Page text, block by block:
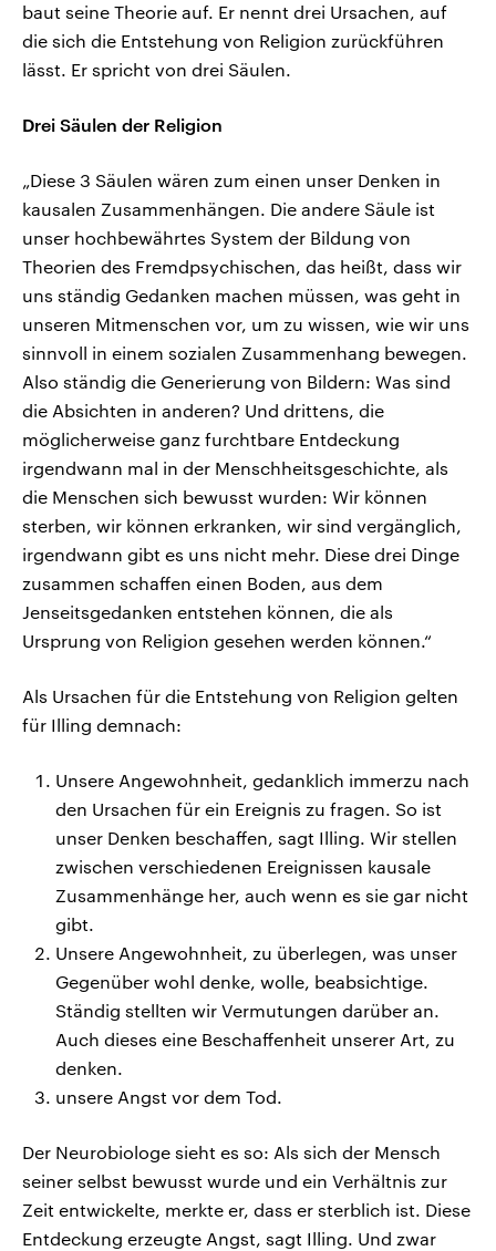
baut seine Theorie auf. Er nennt drei Ursachen, auf
die sich die Entstehung von Religion zurückführen
lässt. Er spricht von drei Säulen.
Drei Säulen der Religion
„Diese 3 Säulen wären zum einen unser Denken in
kausalen Zusammenhängen. Die andere Säule ist
unser hochbewährtes System der Bildung von
Theorien des Fremdpsychischen, das heißt, dass wir
uns ständig Gedanken machen müssen, was geht in
unseren Mitmenschen vor, um zu wissen, wie wir uns
sinnvoll in einem sozialen Zusammenhang bewegen.
Also ständig die Generierung von Bildern: Was sind
die Absichten in anderen? Und drittens, die
möglicherweise ganz furchtbare Entdeckung
irgendwann mal in der Menschheitsgeschichte, als
die Menschen sich bewusst wurden: Wir können
sterben, wir können erkranken, wir sind vergänglich,
irgendwann gibt es uns nicht mehr. Diese drei Dinge
zusammen schaffen einen Boden, aus dem
Jenseitsgedanken entstehen können, die als
Ursprung von Religion gesehen werden können.“
Als Ursachen für die Entstehung von Religion gelten
für Illing demnach:
Unsere Angewohnheit, gedanklich immerzu nach
den Ursachen für ein Ereignis zu fragen. So ist
unser Denken beschaffen, sagt Illing. Wir stellen
zwischen verschiedenen Ereignissen kausale
Zusammenhänge her, auch wenn es sie gar nicht
gibt.
Unsere Angewohnheit, zu überlegen, was unser
Gegenüber wohl denke, wolle, beabsichtige.
Ständig stellten wir Vermutungen darüber an.
Auch dieses eine Beschaffenheit unserer Art, zu
denken.
unsere Angst vor dem Tod.
Der Neurobiologe sieht es so: Als sich der Mensch
seiner selbst bewusst wurde und ein Verhältnis zur
Zeit entwickelte, merkte er, dass er sterblich ist. Diese
Entdeckung erzeugte Angst, sagt Illing. Und zwar